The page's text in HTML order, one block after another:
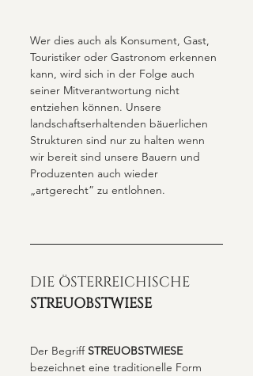
Wer dies auch als Konsument, Gast,
Touristiker oder Gastronom erkennen
kann, wird sich in der Folge auch
seiner Mitverantwortung nicht
entziehen können. Unsere
landschaftserhaltenden bäuerlichen
Strukturen sind nur zu halten wenn
wir bereit sind unsere Bauern und
Produzenten auch wieder
„artgerecht” zu entlohnen.
DIE ÖSTERREICHISCHE
STREUOBSTWIESE
Der Begriff STREUOBSTWIESE
bezeichnet eine traditionelle Form